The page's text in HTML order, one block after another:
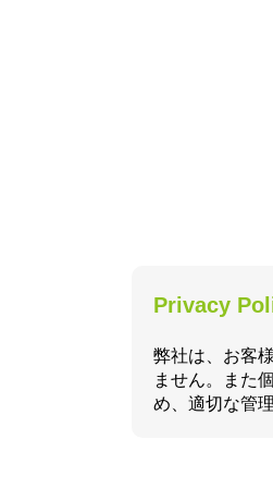
Privacy
弊社は、お客
ません。また
め、適切な管